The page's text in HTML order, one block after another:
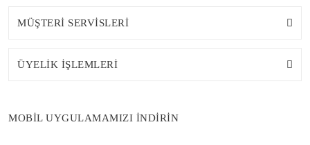
MÜŞTERİ SERVİSLERİ
ÜYELİK İŞLEMLERİ
MOBİL UYGULAMAMIZI İNDİRİN